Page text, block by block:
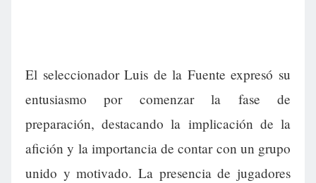
El seleccionador Luis de la Fuente expresó su
entusiasmo por comenzar la fase de
preparación, destacando la implicación de la
afición y la importancia de contar con un grupo
unido y motivado. La presencia de jugadores